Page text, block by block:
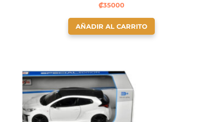
₡35000
AÑADIR AL CARRITO